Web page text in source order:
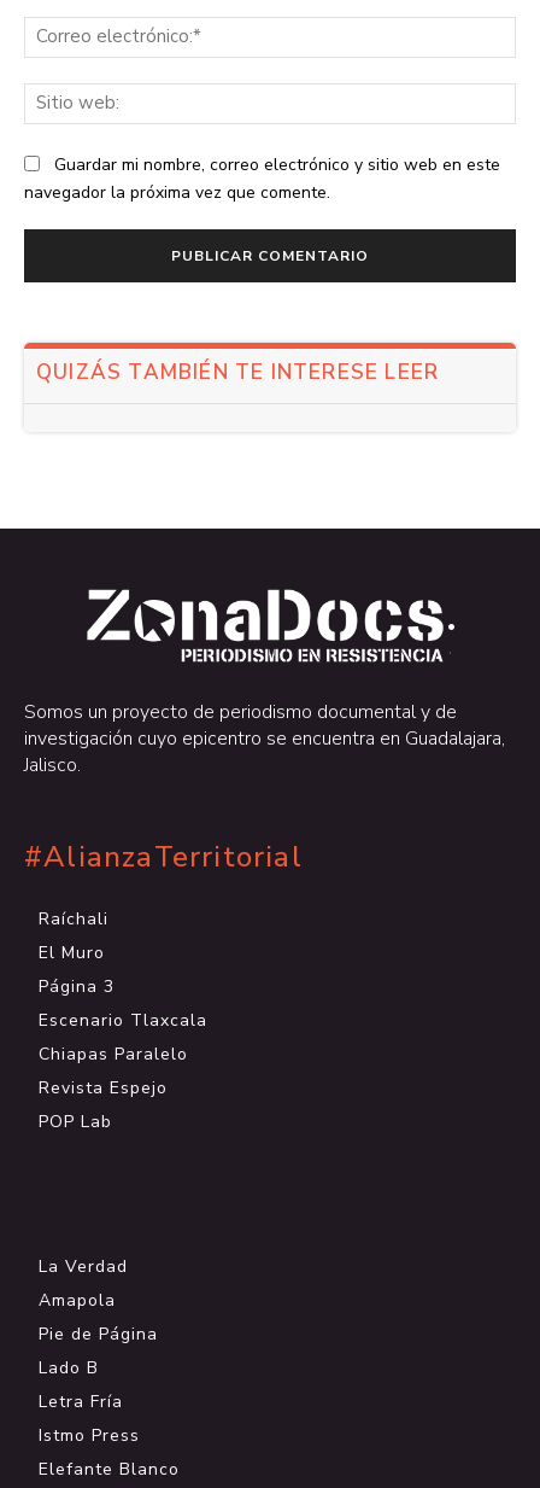
Guardar mi nombre, correo electrónico y sitio web en este
navegador la próxima vez que comente.
QUIZÁS TAMBIÉN TE INTERESE LEER
.
.
Somos un proyecto de periodismo documental y de
investigación cuyo epicentro se encuentra en Guadalajara,
Jalisco.
#AlianzaTerritorial
Raíchali
El Muro
Página 3
Escenario Tlaxcala
Chiapas Paralelo
Revista Espejo
POP Lab
La Verdad
Amapola
Pie de Página
Lado B
Letra Fría
Istmo Press
Elefante Blanco